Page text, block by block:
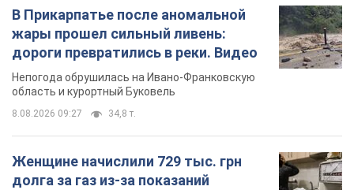
В Прикарпатье после аномальной
жары прошел сильный ливень:
дороги превратились в реки. Видео
Непогода обрушилась на Ивано-Франковскую
область и курортный Буковель
8.08.2026 09:27 34,8 т.
Женщине начислили 729 тыс. грн
долга за газ из-за показаний